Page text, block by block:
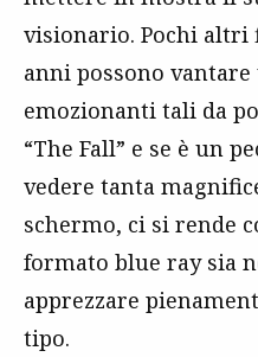
visionario. Pochi
anni possono
emozionanti tali da
“The Fall” e se è un
vedere tanta
schermo, ci si rende
formato blue ray sia
apprezzare
tipo.